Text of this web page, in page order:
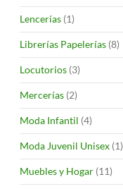
Lencerías (1)
Librerías Papelerías (8)
Locutorios (3)
Mercerías (2)
Moda Infantil (4)
Moda Juvenil Unisex (1)
Muebles y Hogar (11)